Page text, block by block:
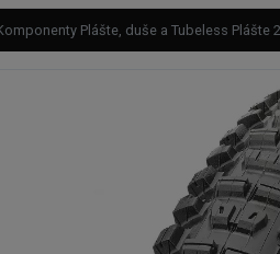
Plášte, duše a Tubeless Plášte